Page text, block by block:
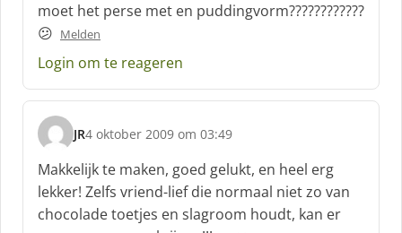
h
r
e
f
moet het perse met en puddingvorm????????????
😕 Melden
Login om te reageren
JR
s
c
h
r
e
4 oktober 2009 om 03:49
Makkelijk te maken, goed gelukt, en heel erg
lekker! Zelfs vriend-lief die normaal niet zo van
chocolade toetjes en slagroom houdt, kan er